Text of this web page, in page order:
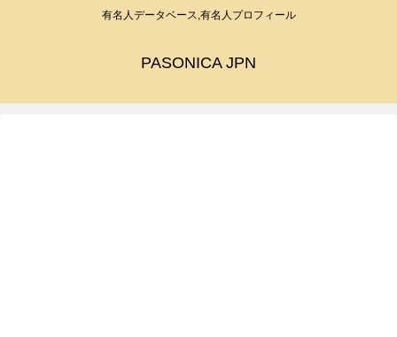
有名人データベース,有名人プロフィール
PASONICA JPN